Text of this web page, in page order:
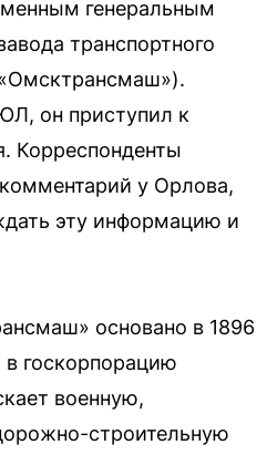
генеральным
транспортного
он приступил к
Корреспонденты
у Орлова,
эту информацию и
основано в 1896
госкорпорацию
военную,
строительную